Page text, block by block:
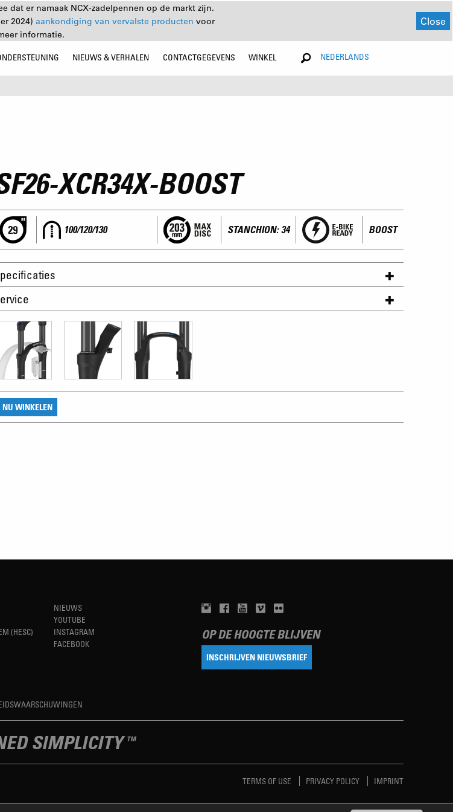
dat er namaak NCX-zadelpennen op de markt zijn.
2024) aankondiging van vervalste producten voor
informatie.
Close
NIEUWS & VERHALEN CONTACTGEGEVENS WINKEL NEDERLANDS
XCR34X-BOOST
100/120/130 STANCHION: 34 BOOST
NU WINKELEN
(HESC)
NIEUWS
YOUTUBE
INSTAGRAM
FACEBOOK
OP DE HOOGTE BLIJVEN
INSCHRIJVEN NIEUWSBRIEF
SIMPLICITY TM
TERMS OF USE PRIVACY POLICY IMPRINT